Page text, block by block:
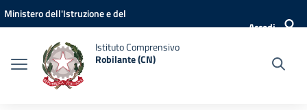
Vai ai contenuti
Vai al menu di navigazione
Vai al footer
Ministero dell'Istruzione e del
Accedi
Istituto Comprensivo
Robilante (CN)